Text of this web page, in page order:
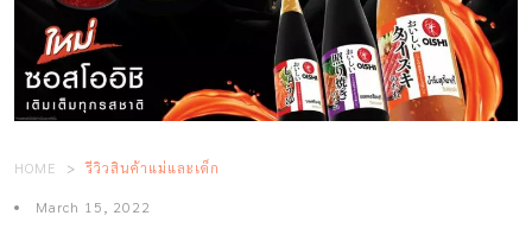
HOME รีวิวสินค้าแม่และเด็ก
March 15, 2022